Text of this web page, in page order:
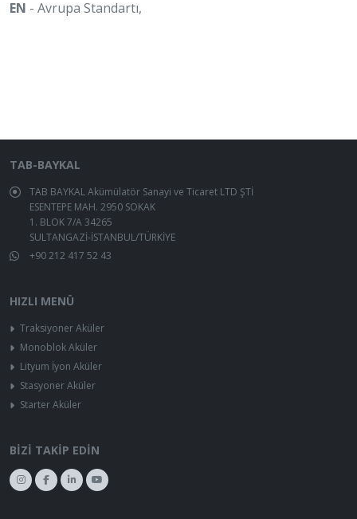
EN - Avrupa Standartı,
TAB-BAYKAL
TAB BAYKAL Akümülatör Sanayi ve Ticaret LTD ŞTİ
ESENTEPE MAH. 2950 SOKAK
1. BLOK 7/A 34265
SULTANGAZİ-İSTANBUL/TÜRKİYE
+90 212 417 52 43
HIZLI MENÜ
Traksiyoner Aküler
Monoblok Aküler
Lityum İyon Aküler
Stasyoner Aküler
Starter Aküler
BIZI TAKIP EDIN